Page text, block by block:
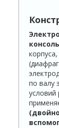
по валу
условий